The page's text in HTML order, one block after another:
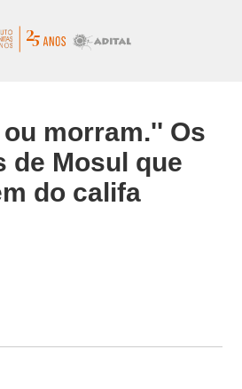
morram.'' Os
de Mosul que
do califa